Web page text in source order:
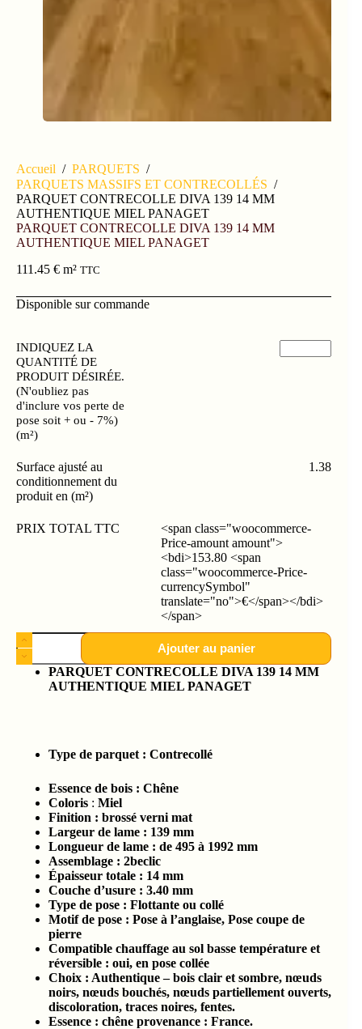
Accueil / PARQUETS /
PARQUETS MASSIFS ET CONTRECOLLÉS /
PARQUET CONTRECOLLE DIVA 139 14 MM
AUTHENTIQUE MIEL PANAGET
PARQUET CONTRECOLLE DIVA 139 14 MM
AUTHENTIQUE MIEL PANAGET
111.45 € m² TTC
Disponible sur commande
INDIQUEZ LA
QUANTITÉ DE
PRODUIT DÉSIRÉE.
(N'oubliez pas
d'inclure vos perte de
pose soit + ou - 7%)
(m²)
Surface ajusté au
conditionnement du
produit en (m²)
1.38
PRIX TOTAL TTC
<span class="woocommerce-
Price-amount amount">
<bdi>153.80 <span
class="woocommerce-Price-
currencySymbol"
translate="no">€</span></bdi>
</span>
Ajouter au panier
PARQUET CONTRECOLLE DIVA 139 14 MM
AUTHENTIQUE MIEL PANAGET
Type de parquet : Contrecollé
Essence de bois : Chêne
Coloris : Miel
Finition : brossé verni mat
Largeur de lame : 139 mm
Longueur de lame : de 495 à 1992 mm
Assemblage : 2beclic
Épaisseur totale : 14 mm
Couche d’usure : 3.40 mm
Type de pose : Flottante ou collé
Motif de pose : Pose à l’anglaise, Pose coupe de
pierre
Compatible chauffage au sol basse température et
réversible : oui, en pose collée
Choix : Authentique – bois clair et sombre, nœuds
noirs, nœuds bouchés, nœuds partiellement ouverts,
discoloration, traces noires, fentes.
Essence : chêne provenance : France.